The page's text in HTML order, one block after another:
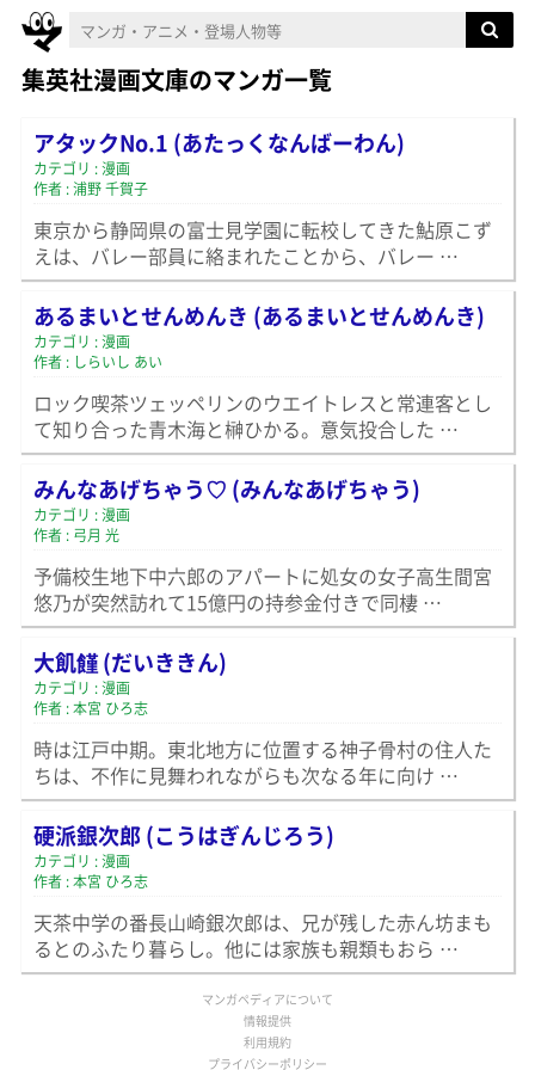
集英社漫画文庫のマンガ一覧
アタックNo.1 (あたっくなんばーわん)
カテゴリ : 漫画
作者 : 浦野 千賀子
東京から静岡県の富士見学園に転校してきた鮎原こず
えは、バレー部員に絡まれたことから、バレー …
あるまいとせんめんき (あるまいとせんめんき)
カテゴリ : 漫画
作者 : しらいし あい
ロック喫茶ツェッペリンのウエイトレスと常連客とし
て知り合った青木海と榊ひかる。意気投合した …
みんなあげちゃう♡ (みんなあげちゃう)
カテゴリ : 漫画
作者 : 弓月 光
予備校生地下中六郎のアパートに処女の女子高生間宮
悠乃が突然訪れて15億円の持参金付きで同棲 …
大飢饉 (だいききん)
カテゴリ : 漫画
作者 : 本宮 ひろ志
時は江戸中期。東北地方に位置する神子骨村の住人た
ちは、不作に見舞われながらも次なる年に向け …
硬派銀次郎 (こうはぎんじろう)
カテゴリ : 漫画
作者 : 本宮 ひろ志
天茶中学の番長山崎銀次郎は、兄が残した赤ん坊まも
るとのふたり暮らし。他には家族も親類もおら …
マンガペディアについて
情報提供
利用規約
プライバシーポリシー